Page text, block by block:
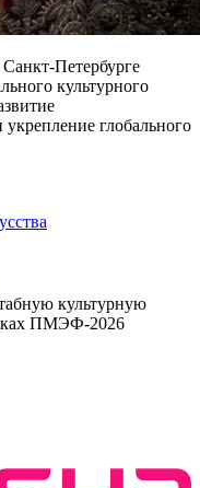
Петербурге
культурного
глобального
культурную
ПМЭФ-2026